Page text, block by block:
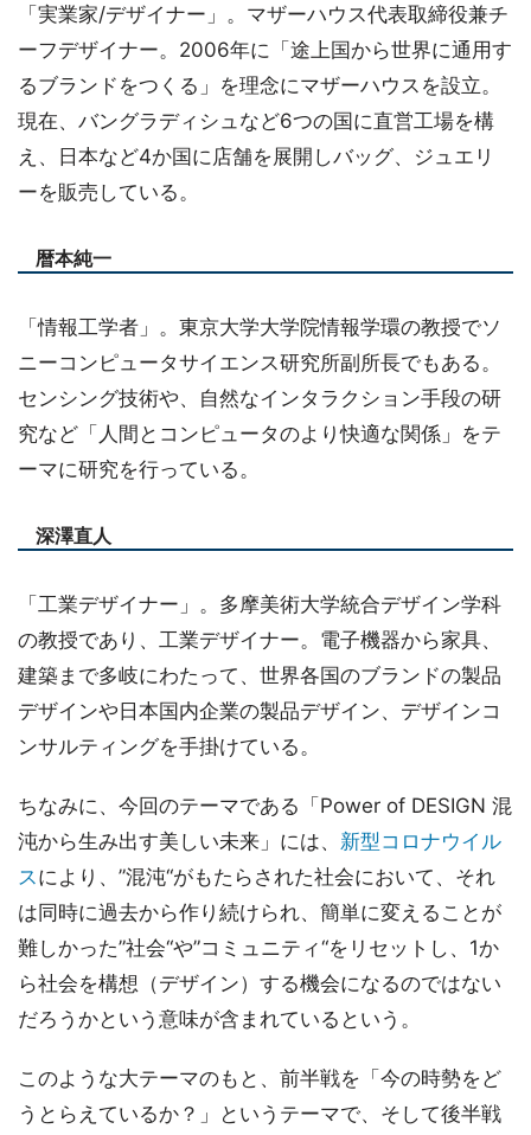
「実業家/デザイナー」。マザーハウス代表取締役兼チ
ーフデザイナー。2006年に「途上国から世界に通用す
るブランドをつくる」を理念にマザーハウスを設立。
現在、バングラディシュなど6つの国に直営工場を構
え、日本など4か国に店舗を展開しバッグ、ジュエリ
ーを販売している。
暦本純一
「情報工学者」。東京大学大学院情報学環の教授でソ
ニーコンピュータサイエンス研究所副所長でもある。
センシング技術や、自然なインタラクション手段の研
究など「人間とコンピュータのより快適な関係」をテ
ーマに研究を行っている。
深澤直人
「工業デザイナー」。多摩美術大学統合デザイン学科
の教授であり、工業デザイナー。電子機器から家具、
建築まで多岐にわたって、世界各国のブランドの製品
デザインや日本国内企業の製品デザイン、デザインコ
ンサルティングを手掛けている。
ちなみに、今回のテーマである「Power of DESIGN 混
沌から生み出す美しい未来」には、 新型コロナウイル
ス により、”混沌“がもたらされた社会において、それ
は同時に過去から作り続けられ、簡単に変えることが
難しかった”社会“や”コミュニティ“をリセットし、1か
ら社会を構想（デザイン）する機会になるのではない
だろうかという意味が含まれているという。
このような大テーマのもと、前半戦を「今の時勢をど
うとらえているか？」というテーマで、そして後半戦